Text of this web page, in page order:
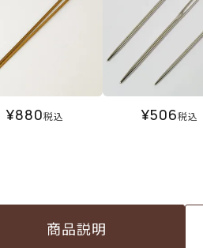
¥880税込 ¥506税込
商品説明